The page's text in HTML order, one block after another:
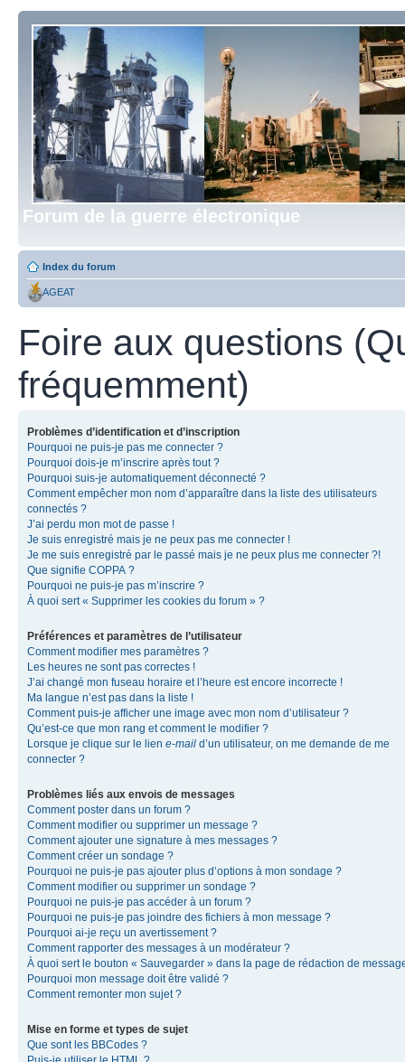
Forum de la guerre électronique
Index du forum
AGEAT
Foire aux questions
fréquemment)
Problèmes d’identification et d’inscription
Pourquoi ne puis-je pas me connecter ?
Pourquoi dois-je m’inscrire après tout ?
Pourquoi suis-je automatiquement déconnecté ?
Comment empêcher mon nom d’apparaître dans la liste des utilisateurs
connectés ?
J’ai perdu mon mot de passe !
Je suis enregistré mais je ne peux pas me connecter !
Je me suis enregistré par le passé mais je ne peux plus me connecter ?!
Que signifie COPPA ?
Pourquoi ne puis-je pas m’inscrire ?
À quoi sert « Supprimer les cookies du forum » ?
Préférences et paramètres de l’utilisateur
Comment modifier mes paramètres ?
Les heures ne sont pas correctes !
J’ai changé mon fuseau horaire et l’heure est encore incorrecte !
Ma langue n’est pas dans la liste !
Comment puis-je afficher une image avec mon nom d’utilisateur ?
Qu’est-ce que mon rang et comment le modifier ?
Lorsque je clique sur le lien e-mail d’un utilisateur, on me demande de me
connecter ?
Problèmes liés aux envois de messages
Comment poster dans un forum ?
Comment modifier ou supprimer un message ?
Comment ajouter une signature à mes messages ?
Comment créer un sondage ?
Pourquoi ne puis-je pas ajouter plus d’options à mon sondage ?
Comment modifier ou supprimer un sondage ?
Pourquoi ne puis-je pas accéder à un forum ?
Pourquoi ne puis-je pas joindre des fichiers à mon message ?
Pourquoi ai-je reçu un avertissement ?
Comment rapporter des messages à un modérateur ?
À quoi sert le bouton « Sauvegarder » dans la page de rédaction de
Pourquoi mon message doit être validé ?
Comment remonter mon sujet ?
Mise en forme et types de sujet
Que sont les BBCodes ?